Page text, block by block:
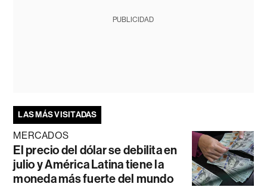
PUBLICIDAD
LAS MÁS VISITADAS
MERCADOS
El precio del dólar se debilita en
julio y América Latina tiene la
moneda más fuerte del mundo